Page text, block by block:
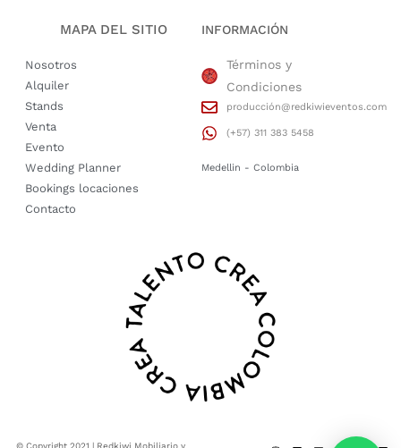
MAPA DEL SITIO
Nosotros
Alquiler
Stands
Venta
Evento
Wedding Planner
Bookings locaciones
Contacto
INFORMACIÓN
Términos y
Condiciones
producción@redkiwieventos.com
(+57) 311 383 5458
Medellin - Colombia
© Copyright 2021 | Redkiwi Mobiliario y